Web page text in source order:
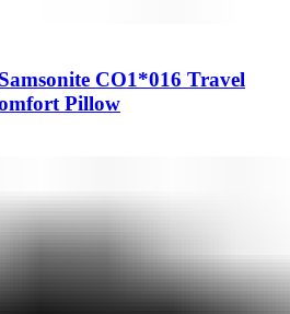
CO1*016 Travel
Pillow